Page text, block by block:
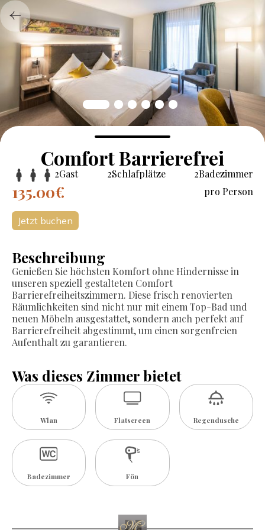
Comfort Barrierefrei
2Gast 2Schlafplätze 2Badezimmer
pro Person
135.00€
Jetzt buchen
Beschreibung
Genießen Sie höchsten Komfort ohne Hindernisse in
unseren speziell gestalteten Comfort
Barrierefreiheitszimmern. Diese frisch renovierten
Räumlichkeiten sind nicht nur mit einem Top-Bad und
neuen Möbeln ausgestattet, sondern auch perfekt auf
Barrierefreiheit abgestimmt, um einen sorgenfreien
Aufenthalt zu garantieren.
Was dieses Zimmer bietet
Wlan Flatscreen Regendusche
Badezimmer Fön